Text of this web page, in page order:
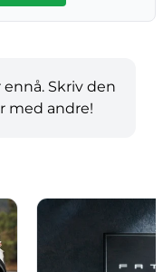
Skriv den
med andre!